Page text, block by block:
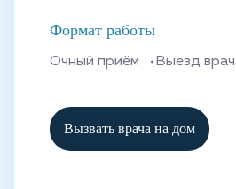
Формат работы
Очный приём Выезд
Вызвать врача на дом